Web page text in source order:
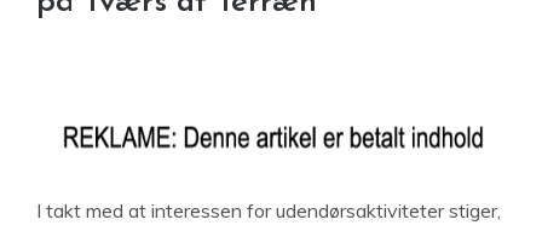
I takt med at interessen for udendørsaktiviteter stiger,